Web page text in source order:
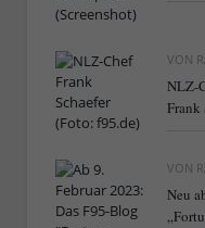
VON
NLZ-
Frank
VON
Neu